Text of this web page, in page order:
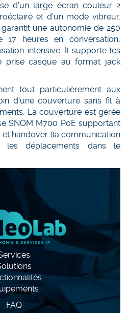
d’un large écran couleur 2
et d’un mode vibreur.
une autonomie de 250
heures en conversation,
intensive. Il supporte les
prise casque au format jack
tout particulièrement aux
d’une couverture sans fil à
La couverture est gérée
SNOM M700 PoE supportant
handover (la communication
les déplacements dans le
FAQ